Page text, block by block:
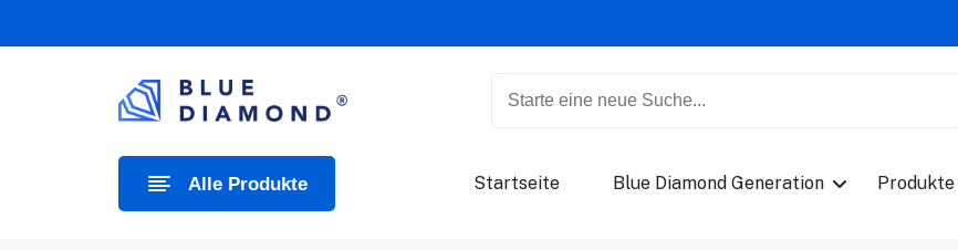
Alle Produkte Startseite Blue Diamond Generation Produkte